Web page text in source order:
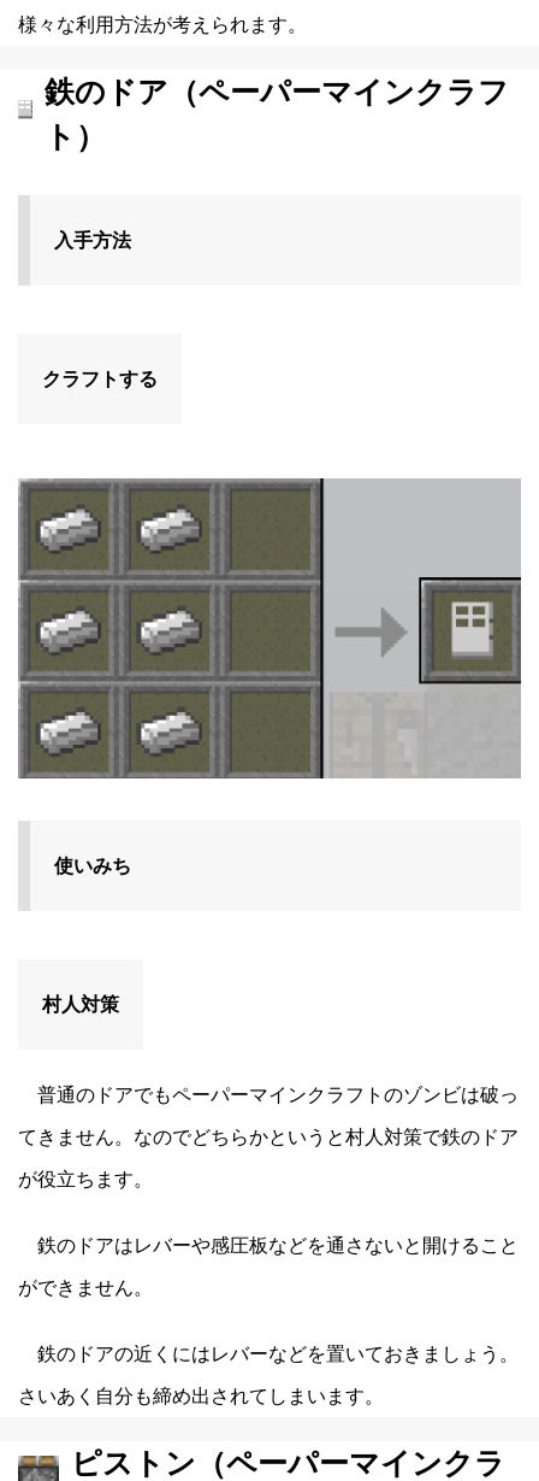
様々な利用方法が考えられます。
鉄のドア（ペーパーマインクラフ
ト）
入手方法
クラフトする
使いみち
村人対策
普通のドアでもペーパーマインクラフトのゾンビは破っ
てきません。なのでどちらかというと村人対策で鉄のドア
が役立ちます。
鉄のドアはレバーや感圧板などを通さないと開けること
ができません。
鉄のドアの近くにはレバーなどを置いておきましょう。
さいあく自分も締め出されてしまいます。
ピストン（ペーパーマインクラ